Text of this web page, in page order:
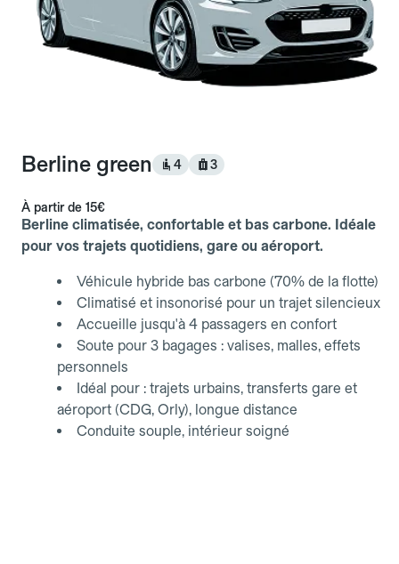
Berline green 4 3
À partir de 15€
Berline climatisée, confortable et bas carbone. Idéale
pour vos trajets quotidiens, gare ou aéroport.
Véhicule hybride bas carbone (70% de la flotte)
Climatisé et insonorisé pour un trajet silencieux
Accueille jusqu'à 4 passagers en confort
Soute pour 3 bagages : valises, malles, effets
personnels
Idéal pour : trajets urbains, transferts gare et
aéroport (CDG, Orly), longue distance
Conduite souple, intérieur soigné